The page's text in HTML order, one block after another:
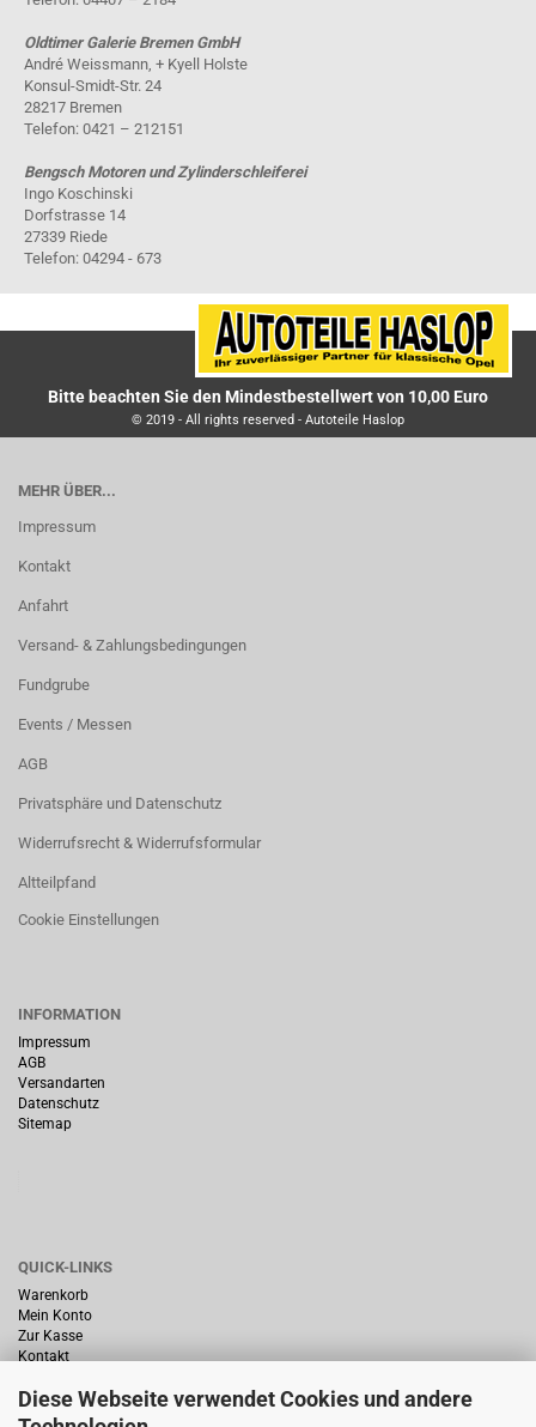
Diese Webseite verwendet Cookies und andere
Oldtimer Galerie Bremen GmbH
André Weissmann, + Kyell Holste
Konsul-Smidt-Str. 24
28217 Bremen
Telefon: 0421 – 212151
Bengsch Motoren und Zylinderschleiferei
Ingo Koschinski
Dorfstrasse 14
27339 Riede
Telefon: 04294 - 673
Bitte beachten Sie den Mindestbestellwert von 10,00 Euro
© 2019 - All rights reserved - Autoteile Haslop
MEHR ÜBER...
Impressum
Kontakt
Anfahrt
Versand- & Zahlungsbedingungen
Fundgrube
Events / Messen
AGB
Privatsphäre und Datenschutz
Widerrufsrecht & Widerrufsformular
Altteilpfand
Cookie Einstellungen
INFORMATION
Impressum
AGB
Versandarten
Datenschutz
Sitemap
QUICK-LINKS
Warenkorb
Mein Konto
Zur Kasse
Kontakt